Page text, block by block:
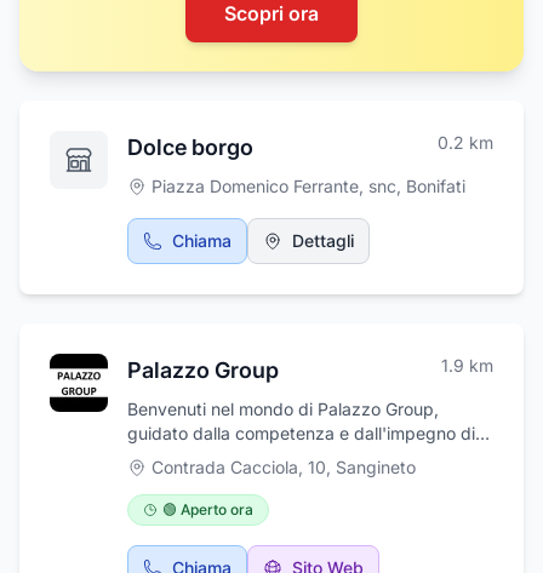
Scopri ora
Dolce borgo 0.2 km
Piazza Domenico Ferrante, snc, Bonifati
Chiama Dettagli
Palazzo Group 1.9 km
Benvenuti nel mondo di Palazzo Group,
guidato dalla competenza e dall'impegno di
Palazzo Evaristo Antonio. La nostra azienda si
distingue per offrire una gamma completa di
servizi dedicati al trasloco e allo svuotamento,
garantendo soluzioni su misura per le
esigenze specifiche dei nostri clienti. Trasloco
Contrada Cacciola, 10, Sangineto
🟢 Aperto ora
Chiama Sito Web